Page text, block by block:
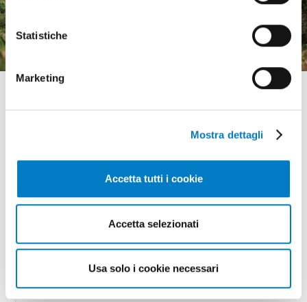
Statistiche
Marketing
Mostra dettagli
Accetta tutti i cookie
Accetta selezionati
Usa solo i cookie necessari
l'incertezza economica
GLI APPUNTAMENTI
della meccanizzazione
18 - 20 agosto 2026 Gunnedah, Nsw
(Australia)
AGQUIP FIELD DAYS